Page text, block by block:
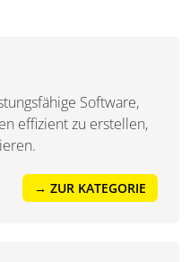
Software,
effizient zu erstellen,
→ ZUR KATEGORIE